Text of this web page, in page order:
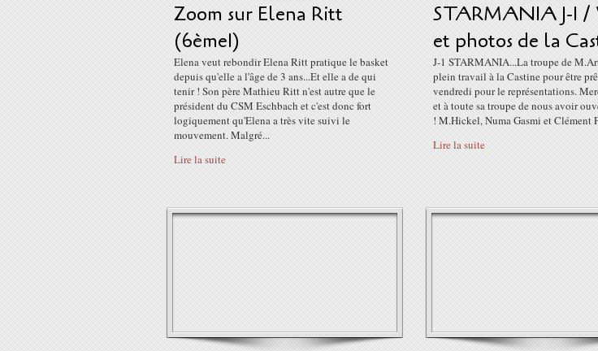
Zoom sur Elena Ritt
(6ème1)
Elena veut rebondir Elena Ritt pratique le basket
depuis qu'elle a l'âge de 3 ans...Et elle a de qui
tenir ! Son père Mathieu Ritt n'est autre que le
président du CSM Eschbach et c'est donc fort
logiquement qu'Elena a très vite suivi le
mouvement. Malgré...
Lire la suite
STARMANIA J-1 /
et photos de la
J-1 STARMANIA...La troupe de
plein travail à la Castine pour être
vendredi pour le représentations.
et à toute sa troupe de nous avoir
! M.Hickel, Numa Gasmi et Clément
Lire la suite